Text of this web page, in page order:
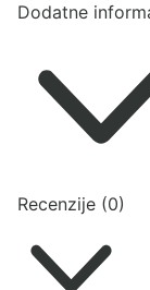
Dodatne
Recenzije (0)